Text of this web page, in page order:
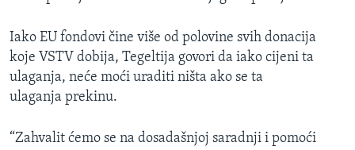
Iako EU fondovi čine više od polovine svih donacija
koje VSTV dobija, Tegeltija govori da iako cijeni ta
ulaganja, neće moći uraditi ništa ako se ta
ulaganja prekinu.
“Zahvalit ćemo se na dosadašnjoj saradnji i pomoći